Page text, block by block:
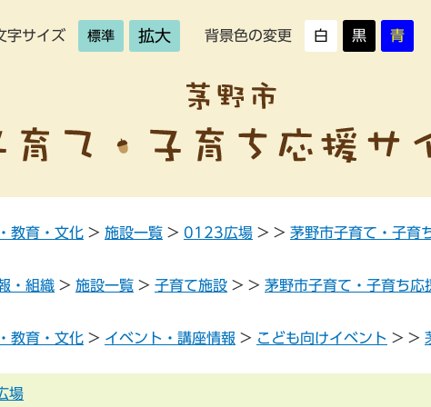
字サイズ 標準 拡大 背景色の変更 白 黒 青
教育・文化 > 施設一覧 > 0123広場 > > 茅野市子育て・子育
・組織 > 施設一覧 > 子育て施設 > > 茅野市子育て・子育ち応
教育・文化 > イベント・講座情報 > こども向けイベント > >
場